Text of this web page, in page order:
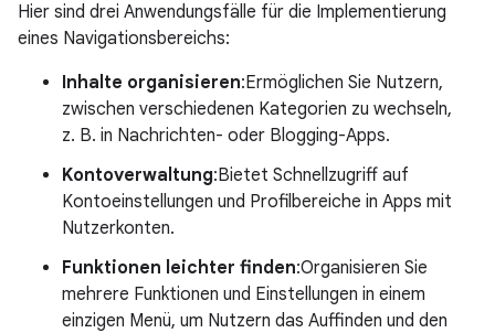
Hier sind drei Anwendungsfälle für die Implementierung
eines Navigationsbereichs:
Inhalte organisieren:Ermöglichen Sie Nutzern,
zwischen verschiedenen Kategorien zu wechseln,
z. B. in Nachrichten- oder Blogging-Apps.
Kontoverwaltung:Bietet Schnellzugriff auf
Kontoeinstellungen und Profilbereiche in Apps mit
Nutzerkonten.
Funktionen leichter finden:Organisieren Sie
mehrere Funktionen und Einstellungen in einem
einzigen Menü, um Nutzern das Auffinden und den